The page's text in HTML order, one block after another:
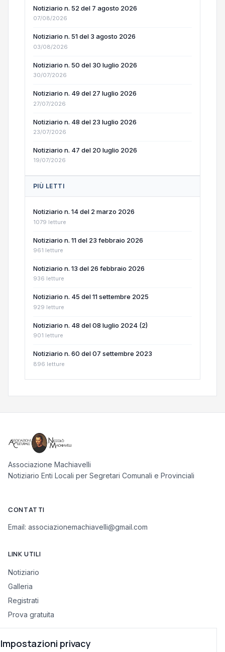
Notiziario n. 52 del 7 agosto 2026
07/08/2026
Notiziario n. 51 del 3 agosto 2026
03/08/2026
Notiziario n. 50 del 30 luglio 2026
30/07/2026
Notiziario n. 49 del 27 luglio 2026
27/07/2026
Notiziario n. 48 del 23 luglio 2026
23/07/2026
Notiziario n. 47 del 20 luglio 2026
19/07/2026
PIÙ LETTI
Notiziario n. 14 del 2 marzo 2026
1079 letture
Notiziario n. 11 del 23 febbraio 2026
961 letture
Notiziario n. 13 del 26 febbraio 2026
936 letture
Notiziario n. 45 del 11 settembre 2025
929 letture
Notiziario n. 48 del 08 luglio 2024 (2)
901 letture
Notiziario n. 60 del 07 settembre 2023
896 letture
Associazione Machiavelli
Notiziario Enti Locali per Segretari Comunali e Provinciali
CONTATTI
Email: associazionemachiavelli@gmail.com
LINK UTILI
Notiziario
Galleria
Registrati
Prova gratuita
INFORMAZIONI LEGALI
Impostazioni privacy